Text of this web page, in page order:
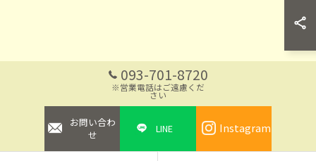
093-701-8720
※営業電話はご遠慮くだ
さい
お問い合わ
せ
LINE Instagram